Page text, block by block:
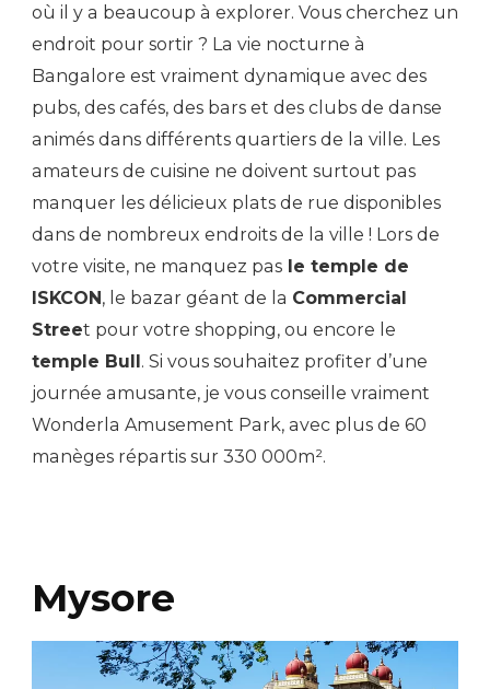
où il y a beaucoup à explorer. Vous cherchez un
endroit pour sortir ? La vie nocturne à
Bangalore est vraiment dynamique avec des
pubs, des cafés, des bars et des clubs de danse
animés dans différents quartiers de la ville. Les
amateurs de cuisine ne doivent surtout pas
manquer les délicieux plats de rue disponibles
dans de nombreux endroits de la ville ! Lors de
votre visite, ne manquez pas le temple de
ISKCON, le bazar géant de la Commercial
Street pour votre shopping, ou encore le
temple Bull. Si vous souhaitez profiter d’une
journée amusante, je vous conseille vraiment
Wonderla Amusement Park, avec plus de 60
manèges répartis sur 330 000m².
Mysore